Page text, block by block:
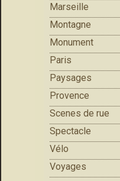
Marseille
Montagne
Monument
Paris
Paysages
Provence
Scenes de rue
Spectacle
Vélo
Voyages